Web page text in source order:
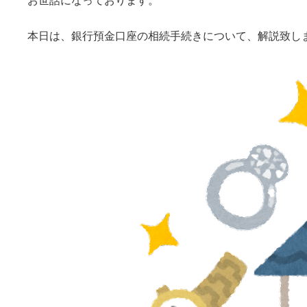
本日は、銀行預金口座の相続手続きについて、解説致し